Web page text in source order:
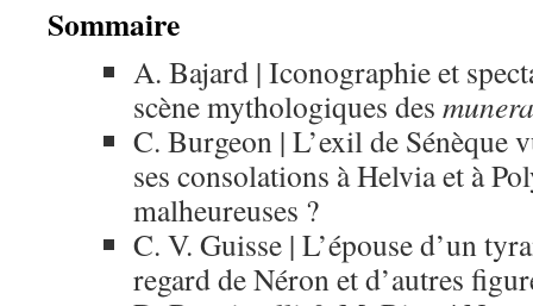
Sommaire
A. Bajard | Iconographie et
scène mythologiques des munera
C. Burgeon | L’exil de Sénèque
ses consolations à Helvia et à
malheureuses ?
C. V. Guisse | L’épouse d’un
regard de Néron et d’autres